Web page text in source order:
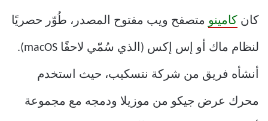
كان كامينو متصفح ويب مفتوح المصدر، طُوّر حصريًا
لنظام ماك أو إس إكس (الذي سُمّي لاحقًا macOS).
أنشأه فريق من شركة نتسكيب، حيث استخدم
محرك عرض جيكو من موزيلا ودمجه مع مجموعة